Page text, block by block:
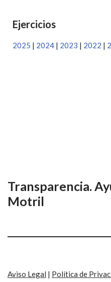
Ejercicios
2025 | 2024 | 2023 | 2022 |
Transparencia.
Motril
Aviso Legal | Política de